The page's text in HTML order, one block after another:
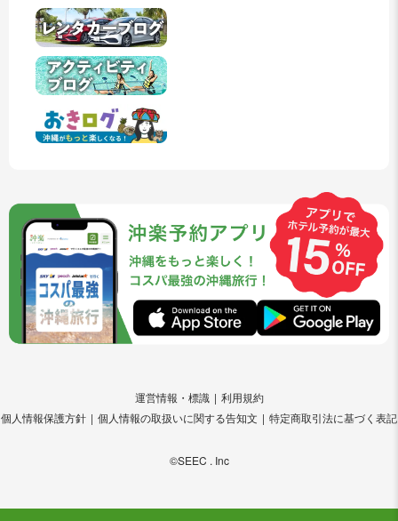
運営情報・標識
利用規約
個人情報保護方針
個人情報の取扱いに関する告知文 特定商取引法に基づく表記
©SEEC . Inc